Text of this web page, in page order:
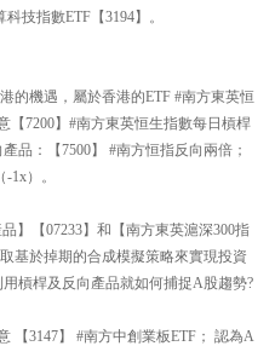
技指數ETF【3194】。
的機遇，屬於香港的ETF #南方東英恒
【7200】#南方東英恒生指數每日槓桿
品：【7500】 #南方恒指反向兩倍；
1x）。
】【07233】和【南方東英滬深300指
基於掉期的合成模擬策略來實現投資
槓桿及反向產品就如何捕捉A股趨勢?
【3147】 #南方中創業板ETF； 認為A